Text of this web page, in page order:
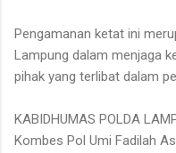
Pengamanan ketat ini
Lampung dalam menjaga
pihak yang terlibat dalam
KABIDHUMAS POLDA
Kombes Pol Umi Fadilah